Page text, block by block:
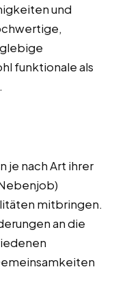
und
funktionale als
je nach Art ihrer
mitbringen.
an die